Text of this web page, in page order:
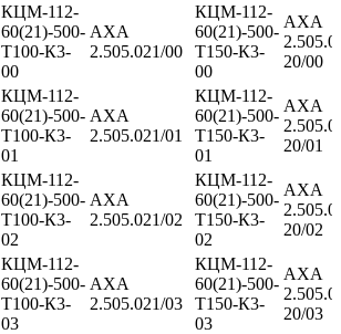
КЦМ-112-
60(21)-500-
Т100-К3-
00
АХА
2.505.021/00
КЦМ-112-
60(21)-500-
Т150-К3-
00
АХА
20/00
КЦМ-112-
60(21)-500-
Т100-К3-
01
АХА
2.505.021/01
КЦМ-112-
60(21)-500-
Т150-К3-
01
АХА
20/01
КЦМ-112-
60(21)-500-
Т100-К3-
02
АХА
2.505.021/02
КЦМ-112-
60(21)-500-
Т150-К3-
02
АХА
20/02
КЦМ-112-
60(21)-500-
Т100-К3-
03
АХА
2.505.021/03
КЦМ-112-
60(21)-500-
Т150-К3-
03
АХА
20/03